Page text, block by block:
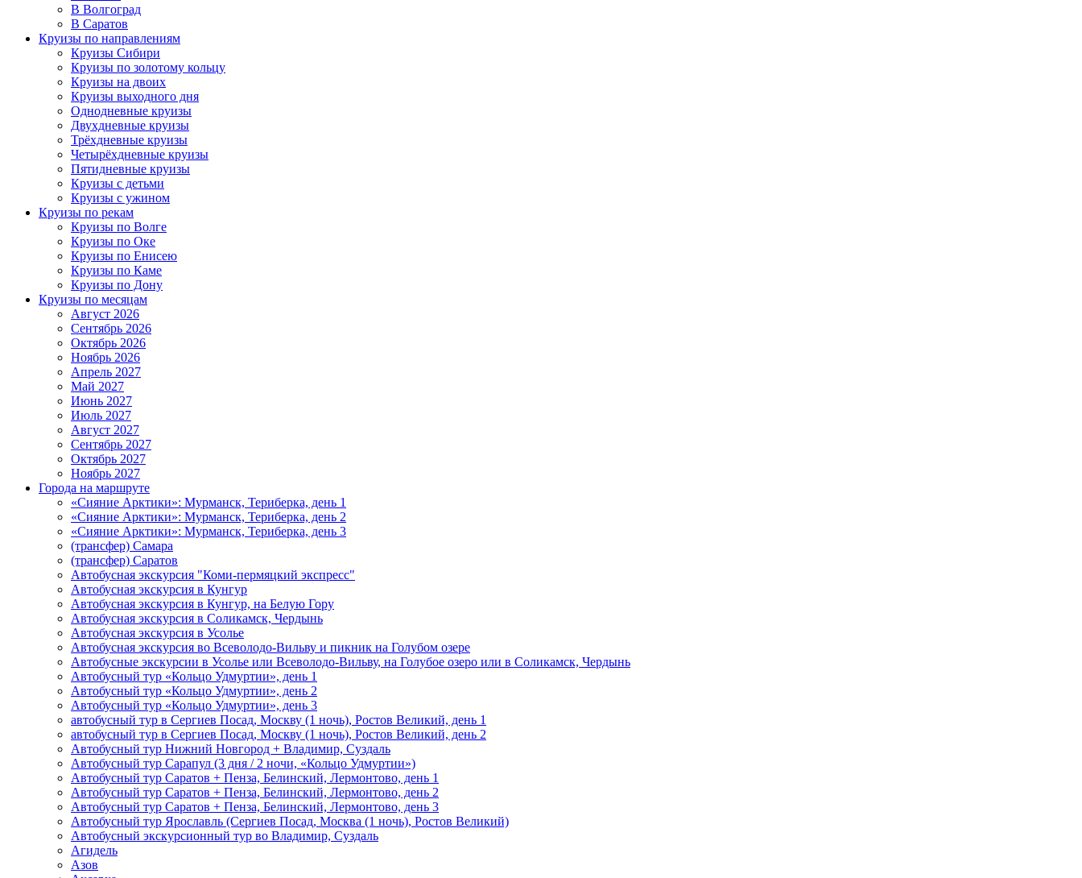
В Волгоград
В Саратов
Круизы по направлениям
Круизы Сибири
Круизы по золотому кольцу
Круизы на двоих
Круизы выходного дня
Однодневные круизы
Двухдневные круизы
Трёхдневные круизы
Четырёхдневные круизы
Пятидневные круизы
Круизы с детьми
Круизы с ужином
Круизы по рекам
Круизы по Волге
Круизы по Оке
Круизы по Енисею
Круизы по Каме
Круизы по Дону
Круизы по месяцам
Август 2026
Сентябрь 2026
Октябрь 2026
Ноябрь 2026
Апрель 2027
Май 2027
Июнь 2027
Июль 2027
Август 2027
Сентябрь 2027
Октябрь 2027
Ноябрь 2027
Города на маршруте
«Сияние Арктики»: Мурманск, Териберка, день 1
«Сияние Арктики»: Мурманск, Териберка, день 2
«Сияние Арктики»: Мурманск, Териберка, день 3
(трансфер) Самара
(трансфер) Саратов
Автобусная экскурсия "Коми-пермяцкий экспресс"
Автобусная экскурсия в Кунгур
Автобусная экскурсия в Кунгур, на Белую Гору
Автобусная экскурсия в Соликамск, Чердынь
Автобусная экскурсия в Усолье
Автобусная экскурсия во Всеволодо-Вильву и пикник на Голубом озере
Автобусные экскурсии в Усолье или Всеволодо-Вильву, на Голубое озеро или в Соликамск, Чердынь
Автобусный тур «Кольцо Удмуртии», день 1
Автобусный тур «Кольцо Удмуртии», день 2
Автобусный тур «Кольцо Удмуртии», день 3
автобусный тур в Сергиев Посад, Москву (1 ночь), Ростов Великий, день 1
автобусный тур в Сергиев Посад, Москву (1 ночь), Ростов Великий, день 2
Автобусный тур Нижний Новгород + Владимир, Суздаль
Автобусный тур Сарапул (3 дня / 2 ночи, «Кольцо Удмуртии»)
Автобусный тур Саратов + Пенза, Белинский, Лермонтово, день 1
Автобусный тур Саратов + Пенза, Белинский, Лермонтово, день 2
Автобусный тур Саратов + Пенза, Белинский, Лермонтово, день 3
Автобусный тур Ярославль (Сергиев Посад, Москва (1 ночь), Ростов Великий)
Автобусный экскурсионный тур во Владимир, Суздаль
Агидель
Азов